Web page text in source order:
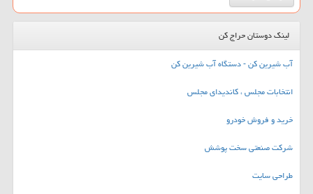
لینک دوستان حراج کن
آب شیرین کن - دستگاه آب شیرین کن
انتخابات مجلس ، کاندیدای مجلس
خرید و فروش خودرو
شرکت صنعتی سخت پوشش
طراحی سایت